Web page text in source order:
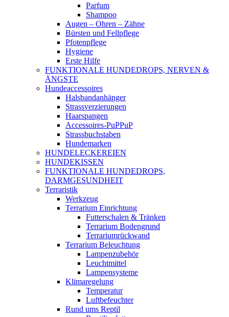
Parfum
Shampoo
Augen – Ohren – Zähne
Bürsten und Fellpflege
Pfotenpflege
Hygiene
Erste Hilfe
FUNKTIONALE HUNDEDROPS, NERVEN &
ÄNGSTE
Hundeaccessoires
Halsbandanhänger
Strassverzierungen
Haarspangen
Accessoires-PuPPuP
Strassbuchstaben
Hundemarken
HUNDELECKEREIEN
HUNDEKISSEN
FUNKTIONALE HUNDEDROPS,
DARMGESUNDHEIT
Terraristik
Werkzeug
Terrarium Einrichtung
Futterschalen & Tränken
Terrarium Bodengrund
Terrariumrückwand
Terrarium Beleuchtung
Lampenzubehör
Leuchtmittel
Lampensysteme
Klimaregelung
Temperatur
Luftbefeuchter
Rund ums Reptil